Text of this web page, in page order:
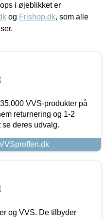
i øjeblikket er
og Frishop.dk, som alle
VVS-produkter på
returnering og 1-2
deres udvalg.
og VVS. De tilbyder